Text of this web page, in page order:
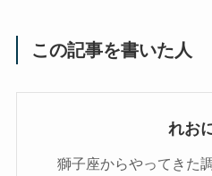
この記事を書いた人
れお
獅子座からやってきた